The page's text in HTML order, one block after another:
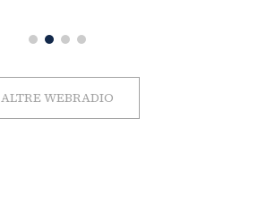
ALTRE WEBRADIO